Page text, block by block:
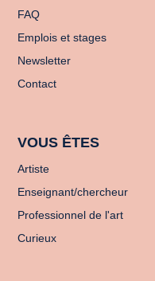
FAQ
Emplois et stages
Newsletter
Contact
VOUS ÊTES
Artiste
Enseignant/chercheur
Professionnel de l'art
Curieux